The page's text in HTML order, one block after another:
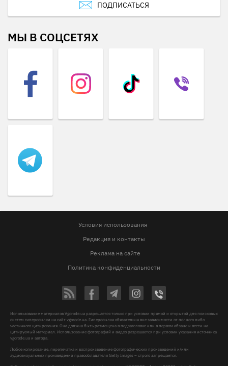
ПОДПИСАТЬСЯ
МЫ В СОЦСЕТЯХ
Условия использования
Редакция и контакты
Реклама на сайте
Политика конфиденциальности
Использование материалов Vgorode.ua разрешается только при условии прямой и открытой для поисковых
систем гиперссылки на сайт vgorode.ua. Гиперссылка обязательна вне зависимости от полного либо
частичного цитирования. Она должна быть размещена в подзаголовке или в первом абзаце и вести на
цитируемый материал. Использование фотографий и видео разрешается при условии указания источника
vgorode.ua и автора.
Любое копирование, перепечатка и воспроизведение фотографических произведений и/или
аудиовизуальных произведений правообладателя Getty Images – строго запрещается.